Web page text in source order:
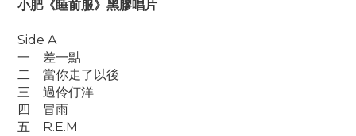
小肥《睡前服》黑膠唱片
Side A
一
差一點
二
當你走了以後
三
過伶仃洋
四
冒雨
五
R.E.M